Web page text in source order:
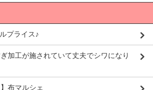
プライス♪
加工が施されていて丈夫でシワになり
布マルシェ